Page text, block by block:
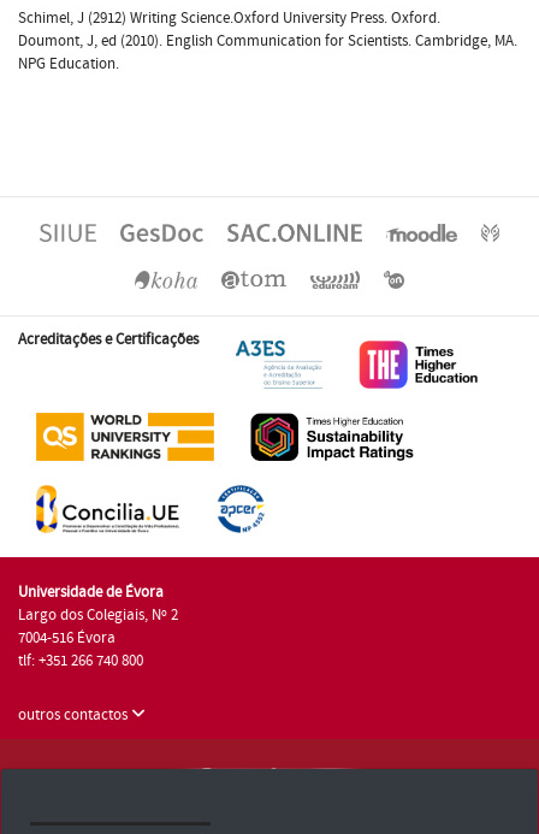
Schimel, J (2912) Writing Science.Oxford University Press. Oxford.
Doumont, J, ed (2010). English Communication for Scientists. Cambridge, MA.
NPG Education.
Acreditações e Certificações
Universidade de Évora
Largo dos Colegiais, Nº 2
7004-516 Évora
tlf: +351 266 740 800
outros contactos